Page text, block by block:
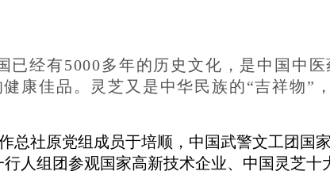
已经有5000多年的历史文化，是中国中
康佳品。灵芝又是中华民族的“吉祥物”
总社原党组成员于培顺，中国武警文工团国
人组团参观国家高新技术企业、中国灵芝十